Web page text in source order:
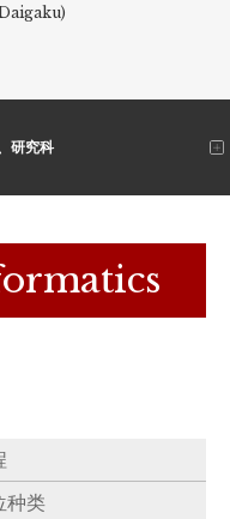
研究科
种类